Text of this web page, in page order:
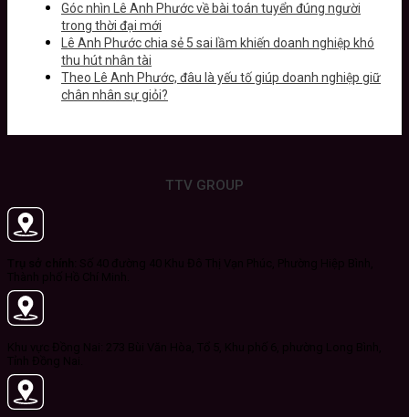
Góc nhìn Lê Anh Phước về bài toán tuyển đúng người
trong thời đại mới
Lê Anh Phước chia sẻ 5 sai lầm khiến doanh nghiệp khó
thu hút nhân tài
Theo Lê Anh Phước, đâu là yếu tố giúp doanh nghiệp giữ
chân nhân sự giỏi?
TTV GROUP